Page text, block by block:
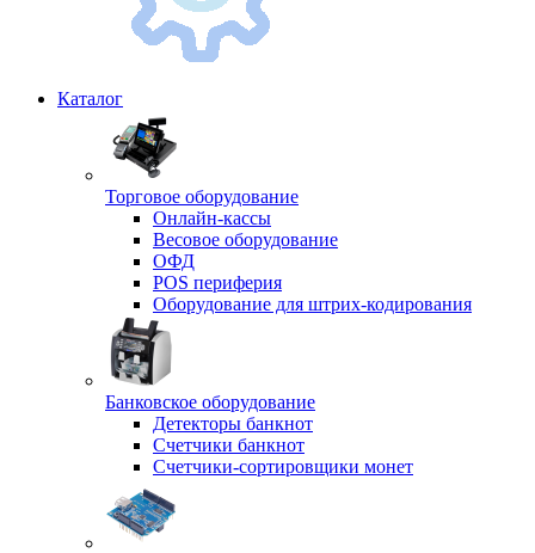
Каталог
Торговое оборудование
Онлайн-кассы
Весовое оборудование
ОФД
POS периферия
Оборудование для штрих-кодирования
Банковское оборудование
Детекторы банкнот
Счетчики банкнот
Счетчики-сортировщики монет